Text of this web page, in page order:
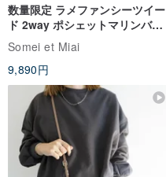
数量限定 ラメファンシーツイー
ド 2way ポシェットマリンバッ
グ アップルグリーン ミニショ
ルダー
Somei et Miai
9,890円